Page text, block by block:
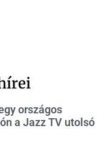
országos
a Jazz TV utolsó